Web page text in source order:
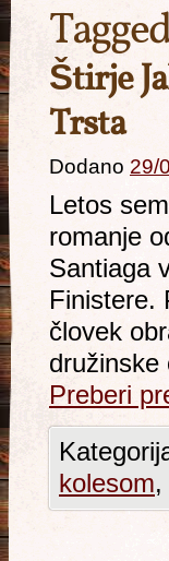
Štirje
Trsta
Dodano 29/
Letos
romanje
Santiaga
Finistere.
človek
Preberi
kolesom,